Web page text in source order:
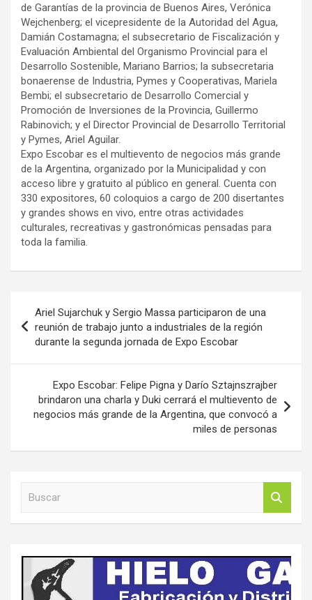
de Garantías de la provincia de Buenos Aires, Verónica
Wejchenberg; el vicepresidente de la Autoridad del Agua,
Damián Costamagna; el subsecretario de Fiscalización y
Evaluación Ambiental del Organismo Provincial para el
Desarrollo Sostenible, Mariano Barrios; la subsecretaria
bonaerense de Industria, Pymes y Cooperativas, Mariela
Bembi; el subsecretario de Desarrollo Comercial y
Promoción de Inversiones de la Provincia, Guillermo
Rabinovich; y el Director Provincial de Desarrollo Territorial
y Pymes, Ariel Aguilar.
Expo Escobar es el multievento de negocios más grande
de la Argentina, organizado por la Municipalidad y con
acceso libre y gratuito al público en general. Cuenta con
330 expositores, 60 coloquios a cargo de 200 disertantes
y grandes shows en vivo, entre otras actividades
culturales, recreativas y gastronómicas pensadas para
toda la familia.
de
entradas
Ariel Sujarchuk y Sergio Massa participaron de una
reunión de trabajo junto a industriales de la región
durante la segunda jornada de Expo Escobar
Expo Escobar: Felipe Pigna y Darío Sztajnszrajber
brindaron una charla y Duki cerrará el multievento de
negocios más grande de la Argentina, que convocó a
miles de personas